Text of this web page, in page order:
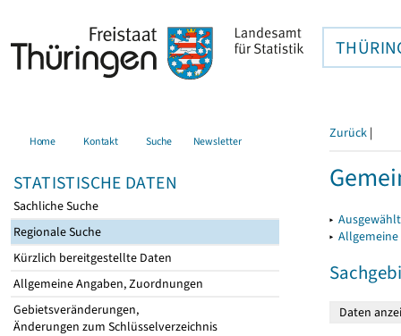
Home Kontakt Suche Newsletter
STATISTISCHE DATEN
Sachliche Suche
Regionale Suche
Kürzlich bereitgestellte Daten
Allgemeine Angaben, Zuordnungen
Gebietsveränderungen,
Änderungen zum Schlüsselverzeichnis
Zurück |
▸
▸